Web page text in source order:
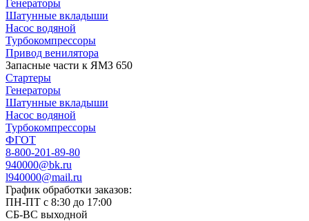
Генераторы
Шатунные вкладыши
Насос водяной
Турбокомпрессоры
Привод венилятора
Запасные части к ЯМЗ 650
Стартеры
Генераторы
Шатунные вкладыши
Насос водяной
Турбокомпрессоры
ФГОТ
8-800-201-89-80
940000@bk.ru
l940000@mail.ru
График обработки заказов:
ПН-ПТ с 8:30 до 17:00
СБ-ВС выходной